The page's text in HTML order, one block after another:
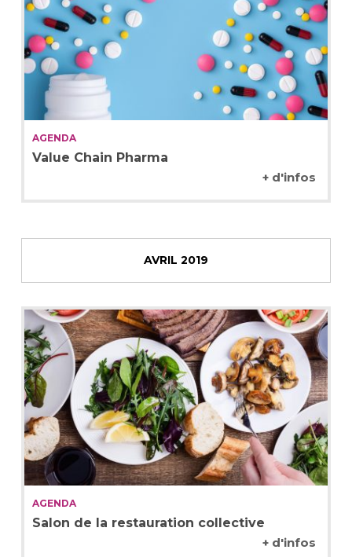
AGENDA
Value Chain Pharma
+ d'infos
AVRIL 2019
AGENDA
Salon de la restauration collective
+ d'infos